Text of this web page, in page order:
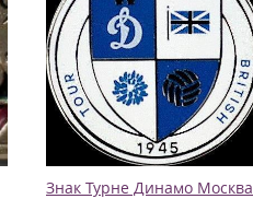
Знак Турне Динамо Москва